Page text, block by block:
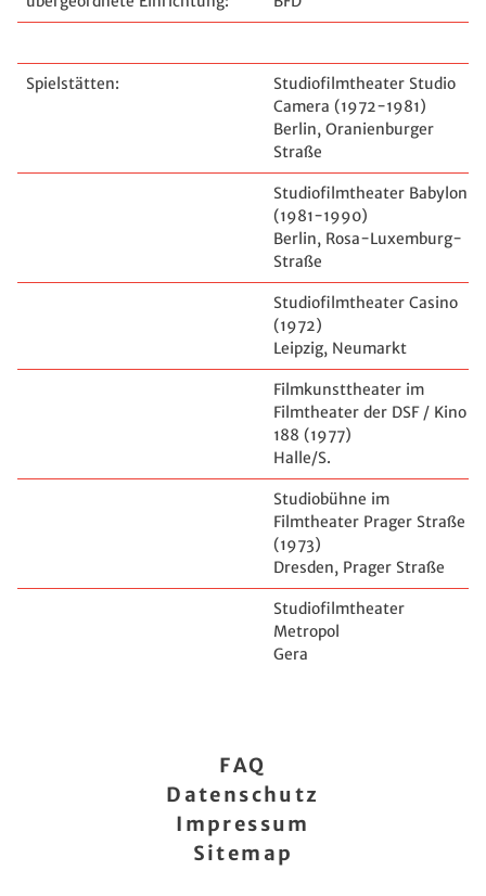
Spielstätten:
Studiofilmtheater Studio
Camera (1972-1981)
Berlin, Oranienburger
Straße
Studiofilmtheater Babylon
(1981-1990)
Berlin, Rosa-Luxemburg-
Straße
Studiofilmtheater Casino
(1972)
Leipzig, Neumarkt
Filmkunsttheater im
Filmtheater der DSF / Kino
188 (1977)
Halle/S.
Studiobühne im
Filmtheater Prager Straße
(1973)
Dresden, Prager Straße
Studiofilmtheater
Metropol
Gera
FAQ
Datenschutz
Impressum
Sitemap